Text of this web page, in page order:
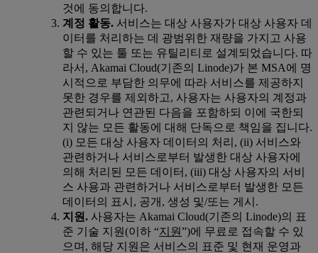
것에 동의합니다.
계정 활동. 서비스는 대상 사용자가 대상 사용자 데
이터를 처리하는 데 광범위한 재량을 가지고 사용
할 수 있는 툴 또는 유틸리티로 설계되었습니다. 따
라서, Akamai Cloud(기존의 Linode)가 본 MSA에 명
시적으로 부담한 의무에 따라 서비스를 제공하지
못한 경우를 제외하고, 사용자는 사용자의 계정과
관련되거나 연관된 다음을 포함하되 이에 국한되
지 않는 모든 활동에 대해 단독으로 책임을 집니다.
(i) 모든 대상 사용자 데이터의 처리, (ii) 서비스와
관련하거나 서비스로부터 발생한 대상 사용자에
의해 처리된 모든 데이터, (iii) 대상 사용자의 서비
스 사용과 관련하거나 서비스로부터 발생한 모든
데이터의 표시, 공개, 생성 및/또는 게시.
지원. 사용자는 Akamai Cloud(기존의 Linode)의 표
준 기술 지원(이하 “지원”)에 무료로 접속할 수 있
으며, 해당 지원은 서비스의 표준 및 현재 운영과